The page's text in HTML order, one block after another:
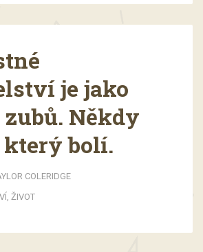
je jako
Někdy
bolí.
COLERIDGE
, ŽIVOT